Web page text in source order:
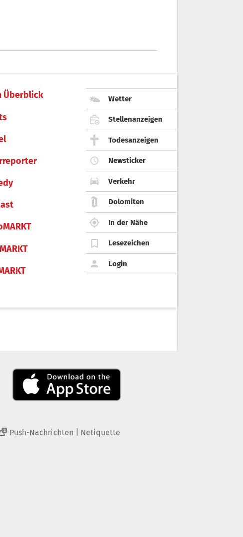
Überblick Wetter
Stellenanzeigen
Todesanzeigen
Newsticker
Verkehr
Dolomiten
In der Nähe
Lesezeichen
Login
2 Push-Nachrichten Netiquette